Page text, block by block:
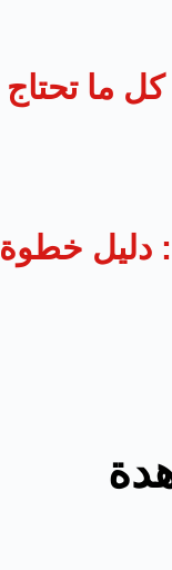
ما تحتاج
دليل خطوة